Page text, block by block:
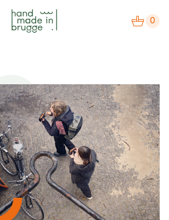
0
makers
label
bezoek
agenda